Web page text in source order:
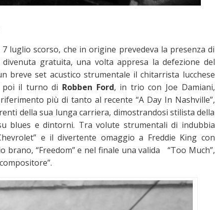
luglio scorso, che in origine prevedeva la presenza di
gratuita, una volta appresa la defezione del
breve set acustico strumentale il chitarrista lucchese
poi il turno di Robben Ford, in trio con Joe Damiani,
più di tanto al recente “A Day In Nashville”,
della sua lunga carriera, dimostrandosi stilista della
blues e dintorni. Tra volute strumentali di indubbia
e il divertente omaggio a Freddie King con
brano, “Freedom” e nel finale una valida “Too Much”,